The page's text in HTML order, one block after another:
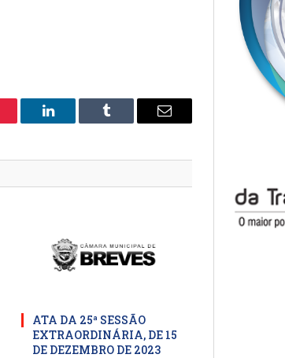
LinkedIn Tumblr
E-
ATA DA 25ª SESSÃO
EXTRAORDINÁRIA, DE 15
DE DEZEMBRO DE 2023